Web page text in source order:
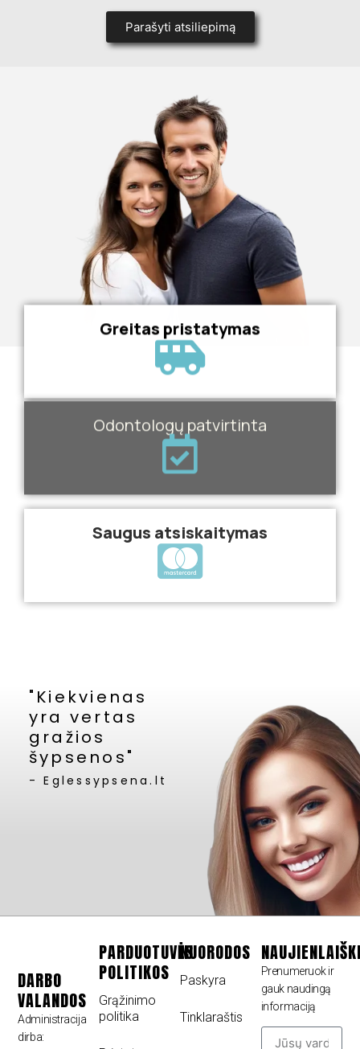
Parašyti atsiliepimą
Greitas pristatymas
Odontologų patvirtinta
Saugus atsiskaitymas
"Kiekvienas
yra vertas
gražios
šypsenos"
- Eglessypsena.lt
DARBO
VALANDOS
Administracija
dirba:
PARDUOTUVĖS
POLITIKOS
Grąžinimo
politika
NUORODOS
Paskyra
Tinklaraštis
Prenumeruok ir
gauk naudingą
informaciją